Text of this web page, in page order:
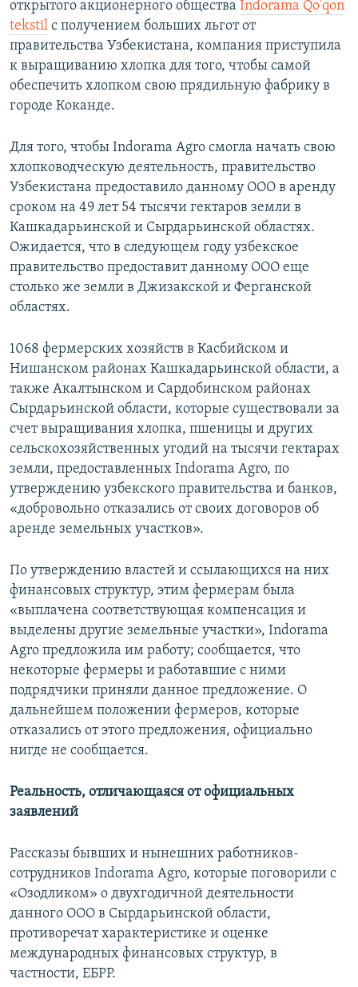
открытого акционерного общества Indorama Qo'qon
tekstil с получением больших льгот от
правительства Узбекистана, компания приступила
к выращиванию хлопка для того, чтобы самой
обеспечить хлопком свою прядильную фабрику в
городе Коканде.
Для того, чтобы Indorama Agro смогла начать свою
хлопководческую деятельность, правительство
Узбекистана предоставило данному ООО в аренду
сроком на 49 лет 54 тысячи гектаров земли в
Кашкадарьинской и Сырдарьинской областях.
Ожидается, что в следующем году узбекское
правительство предоставит данному ООО еще
столько же земли в Джизакской и Ферганской
областях.
1068 фермерских хозяйств в Касбийском и
Нишанском районах Кашкадарьинской области, а
также Акалтынском и Сардобинском районах
Сырдарьинской области, которые существовали за
счет выращивания хлопка, пшеницы и других
сельскохозяйственных угодий на тысячи гектарах
земли, предоставленных Indorama Agro, по
утверждению узбекского правительства и банков,
«добровольно отказались от своих договоров об
аренде земельных участков».
По утверждению властей и ссылающихся на них
финансовых структур, этим фермерам была
«выплачена соответствующая компенсация и
выделены другие земельные участки», Indorama
Agro предложила им работу; сообщается, что
некоторые фермеры и работавшие с ними
подрядчики приняли данное предложение. О
дальнейшем положении фермеров, которые
отказались от этого предложения, официально
нигде не сообщается.
Реальность, отличающаяся от официальных
заявлений
Рассказы бывших и нынешних работников-
сотрудников Indorama Agro, которые поговорили с
«Озодликом» о двухгодичной деятельности
данного ООО в Сырдарьинской области,
противоречат характеристике и оценке
международных финансовых структур, в
частности, ЕБРР.